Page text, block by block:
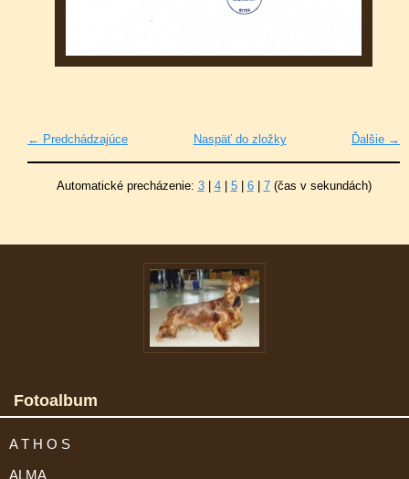
← Predchádzajúce Ďalšie →
Naspäť do zložky
Automatické precházenie: 3| 4| 5| 6| 7(čas v sekundách)
Fotoalbum
A T H O S
ALMA